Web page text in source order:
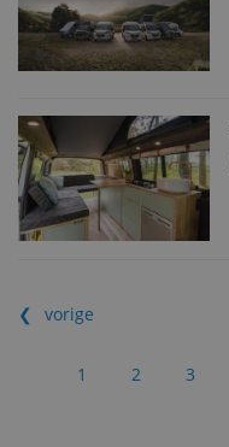
vorige
1 2 3